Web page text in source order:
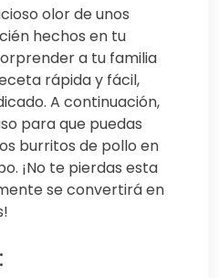
olor de unos
hechos en tu
a tu familia
rápida y fácil,
A continuación,
para que puedas
burritos de pollo en
¡No te pierdas esta
se convertirá en